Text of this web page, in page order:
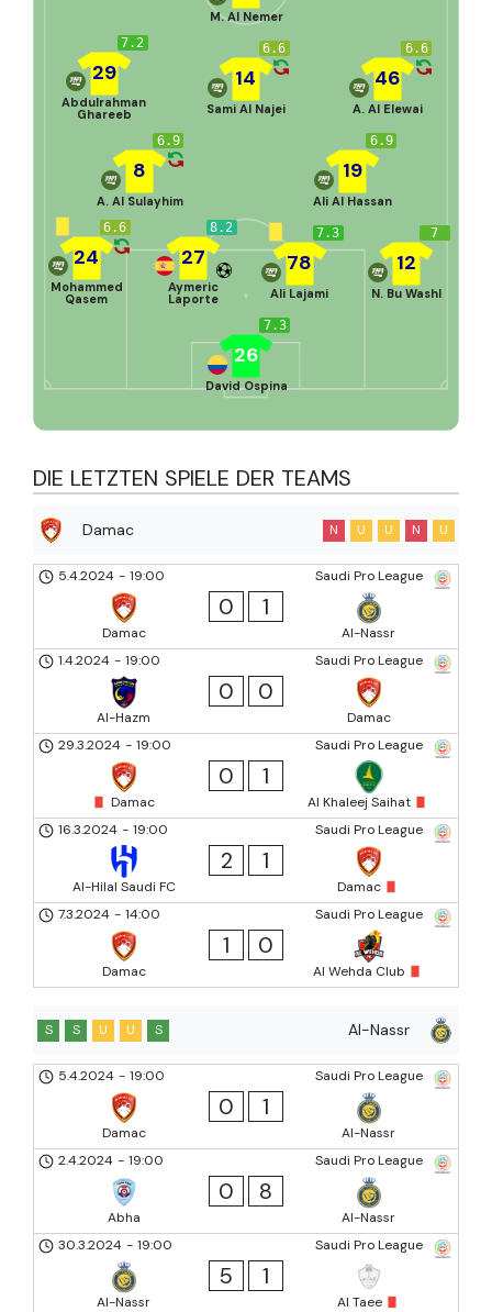
7.3
26
David Ospina
6.6
24
Mohammed
Qasem
8.2
27
Aymeric
Laporte
7.3
78
Ali Lajami
7
12
N. Bu Washl
6.9
8
A. Al Sulayhim
6.9
19
Ali Al Hassan
7.2
29
Abdulrahman
Ghareeb
6.6
14
Sami Al Najei
6.6
46
A. Al Elewai
M. Al Nemer
DIE LETZTEN SPIELE DER TEAMS
Damac N U U N U
Saudi Pro League
5.4.2024 - 19:00
Damac
0 1
Al-Nassr
Saudi Pro League
1.4.2024 - 19:00
Al-Hazm
0 0
Damac
Saudi Pro League
29.3.2024 - 19:00
Damac
0 1
Al Khaleej Saihat
Saudi Pro League
16.3.2024 - 19:00
Al-Hilal Saudi FC
2 1
Damac
Saudi Pro League
7.3.2024 - 14:00
Damac
1 0
Al Wehda Club
Al-Nassr
S S U U S
Saudi Pro League
5.4.2024 - 19:00
Damac
0 1
Al-Nassr
Saudi Pro League
2.4.2024 - 19:00
Abha
0 8
Al-Nassr
Saudi Pro League
30.3.2024 - 19:00
Al-Nassr
5 1
Al Taee